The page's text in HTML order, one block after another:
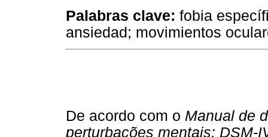
Palabras clave: fobia
ansiedad; movimientos
De acordo com o Manual de
perturbações mentais: DSM-